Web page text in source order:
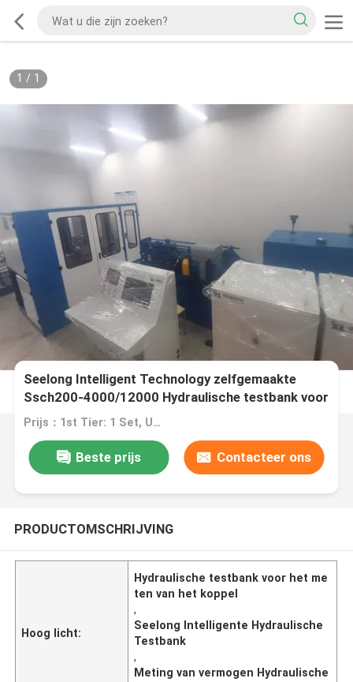
1 / 1
Seelong Intelligent Technology zelfgemaakte
Ssch200-4000/12000 Hydraulische testbank voor
het meten van vermogen en koppel
Prijs：1st Tier: 1 Set, Unit Price USD 3.00 2nd Tier: 2-5 Sets, Unit Price USD 2.00 3rd Tier: Over 5 Sets, Unit Price USD 1.00
Beste prijs Contacteer ons
PRODUCTOMSCHRIJVING
Hoog licht:
Hydraulische testbank voor het me
ten van het koppel
,
Seelong Intelligente Hydraulische
Testbank
,
Meting van vermogen Hydraulische